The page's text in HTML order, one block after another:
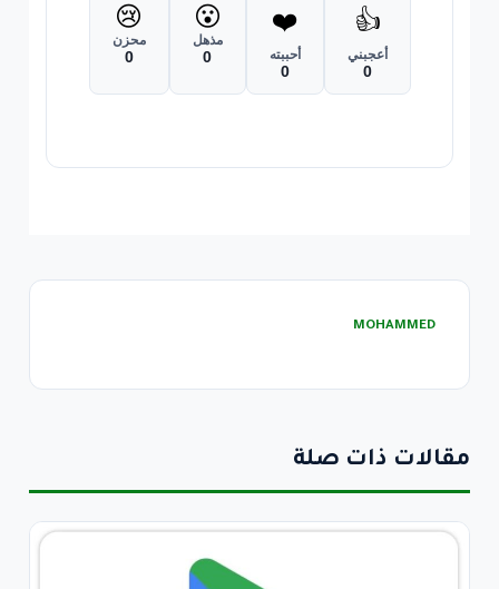
👍
أعجبني
0
❤️
أحببته
0
😮
مذهل
0
😢
محزن
0
MOHAMMED
مقالات ذات صلة